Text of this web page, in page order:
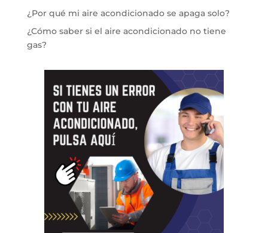
¿Por qué mi aire acondicionado se apaga solo?
¿Cómo saber si el aire acondicionado no tiene
gas?